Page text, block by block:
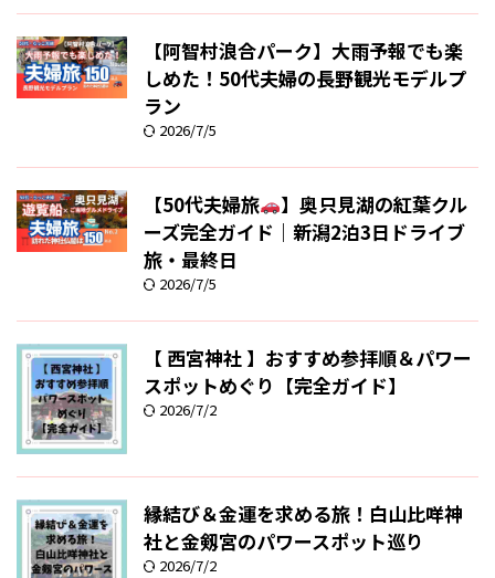
【阿智村浪合パーク】大雨予報でも楽
しめた！50代夫婦の長野観光モデルプ
ラン
2026/7/5
【50代夫婦旅
】奥只見湖の紅葉クル
ーズ完全ガイド｜新潟2泊3日ドライブ
旅・最終日
2026/7/5
【 西宮神社 】おすすめ参拝順＆パワー
スポットめぐり【完全ガイド】
2026/7/2
縁結び＆金運を求める旅！白山比咩神
社と金剱宮のパワースポット巡り
2026/7/2